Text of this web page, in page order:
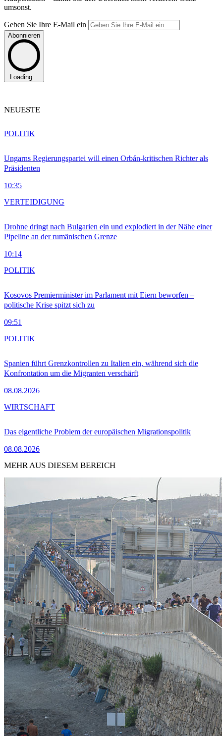
umsonst.
Geben Sie Ihre E-Mail ein
Abonnieren
Loading...
NEUESTE
Ungarns Regierungspartei will einen Orbán-kritischen Richter als
Präsidenten
10:35
POLITIK
Drohne dringt nach Bulgarien ein und explodiert in der Nähe einer
Pipeline an der rumänischen Grenze
10:14
VERTEIDIGUNG
Kosovos Premierminister im Parlament mit Eiern beworfen –
politische Krise spitzt sich zu
09:51
POLITIK
Spanien führt Grenzkontrollen zu Italien ein, während sich die
Konfrontation um die Migranten verschärft
08.08.2026
POLITIK
Das eigentliche Problem der europäischen Migrationspolitik
08.08.2026
WIRTSCHAFT
MEHR AUS DIESEM BEREICH